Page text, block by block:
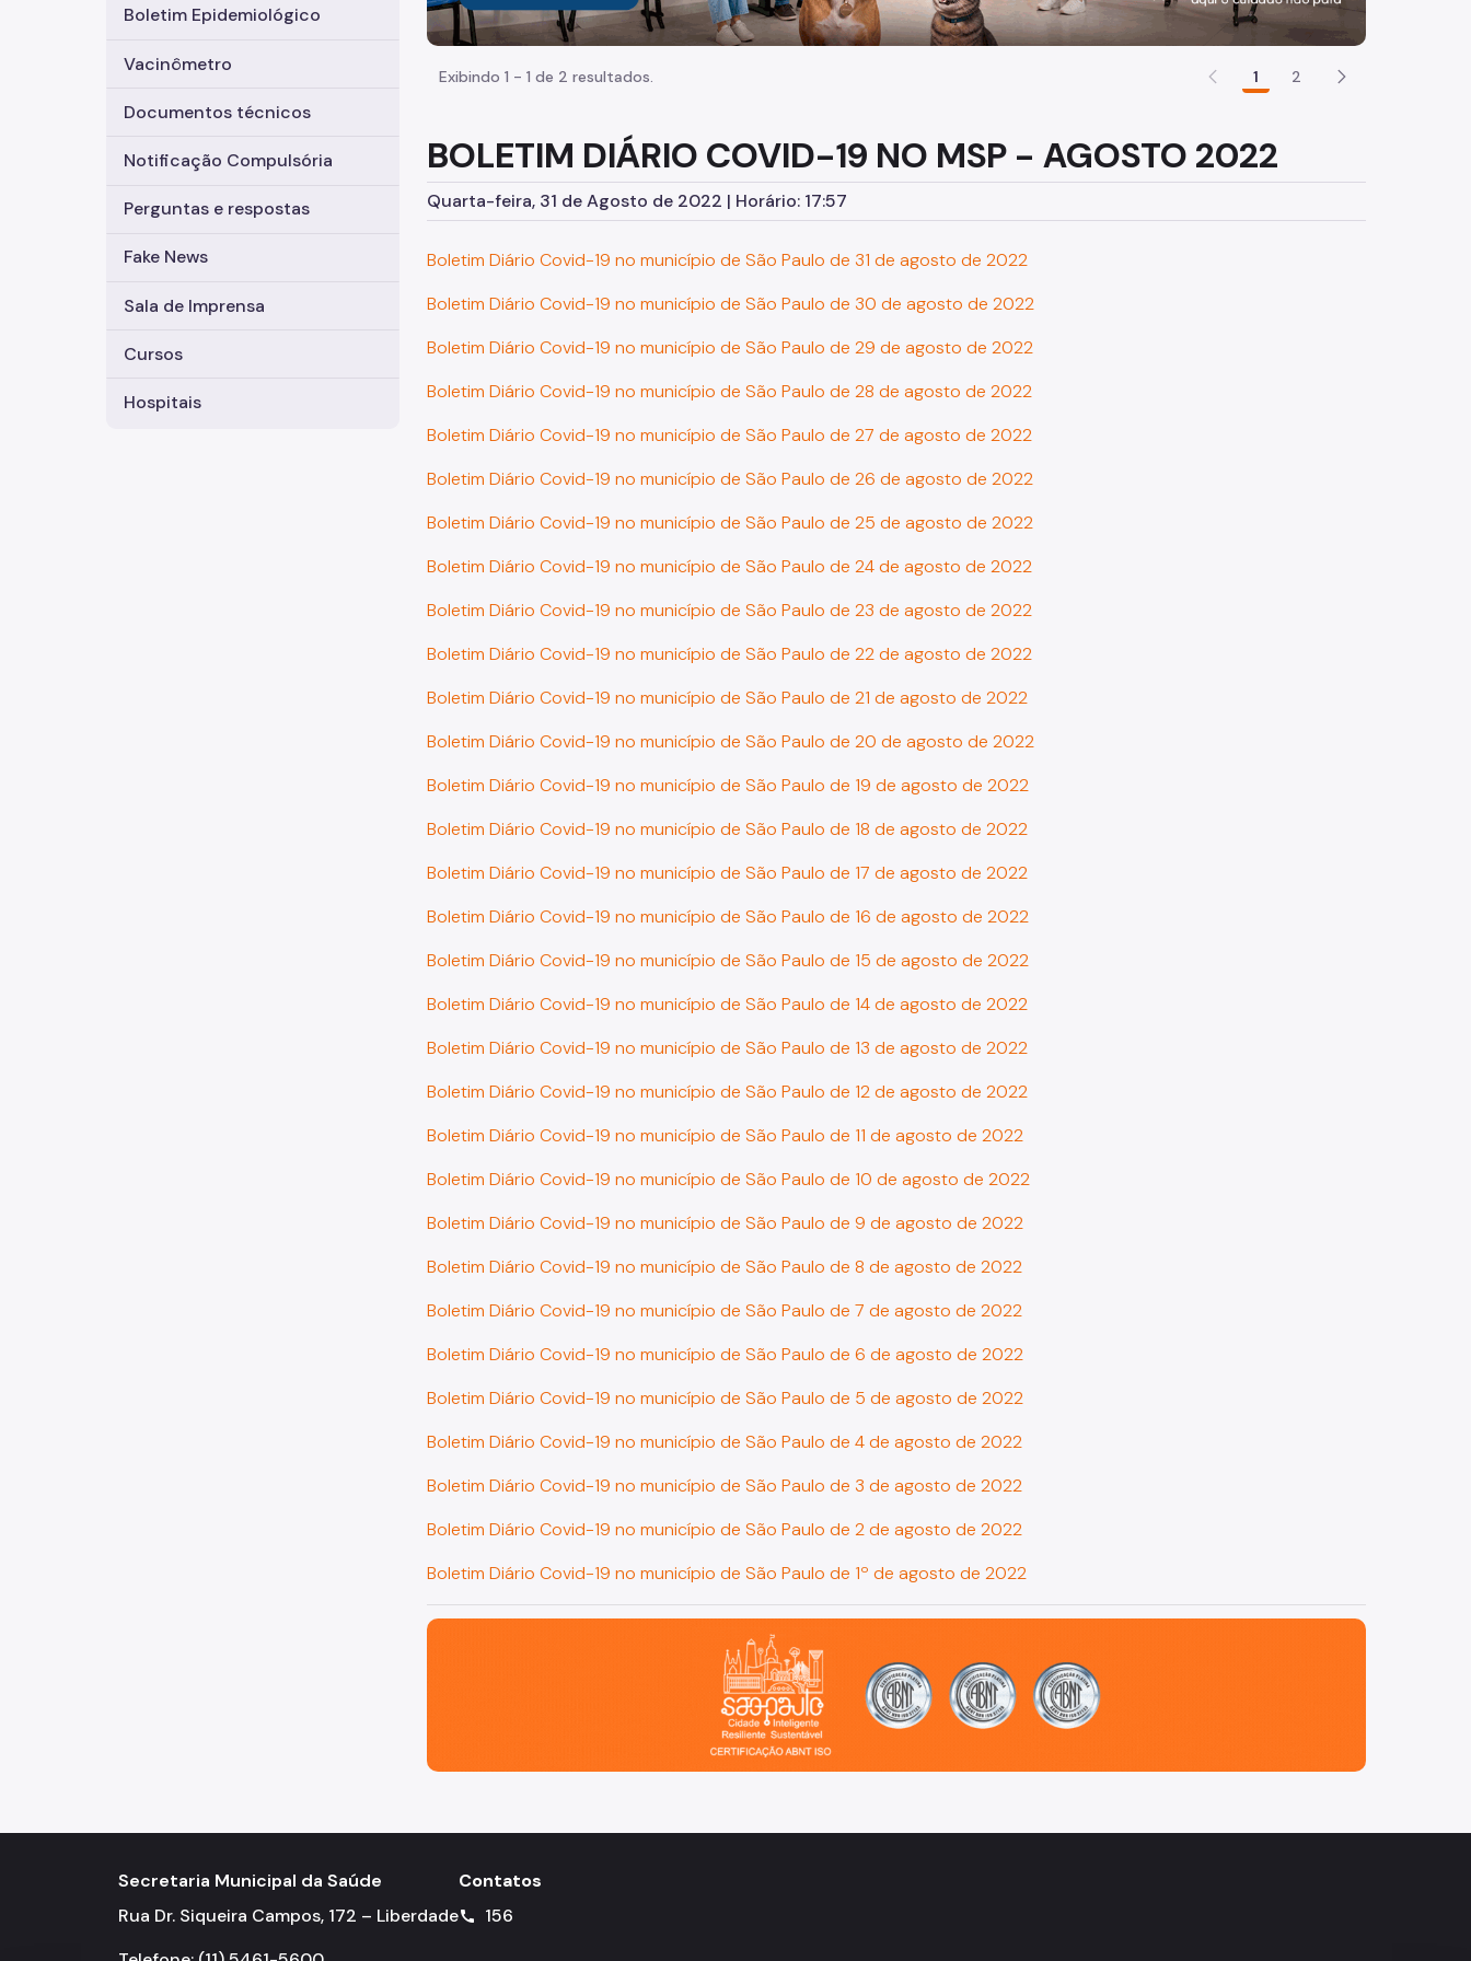
Boletim Epidemiológico
Vacinômetro
Documentos técnicos
Notificação Compulsória
Perguntas e respostas
Fake News
Sala de Imprensa
Cursos
Hospitais
Exibindo 1 - 1 de 2 resultados. 1 2
BOLETIM DIÁRIO COVID-19 NO MSP - AGOSTO 2022
Quarta-feira, 31 de Agosto de 2022 | Horário: 17:57
Boletim Diário Covid-19 no município de São Paulo de 31 de agosto de 2022
Boletim Diário Covid-19 no município de São Paulo de 30 de agosto de 2022
Boletim Diário Covid-19 no município de São Paulo de 29 de agosto de 2022
Boletim Diário Covid-19 no município de São Paulo de 28 de agosto de 2022
Boletim Diário Covid-19 no município de São Paulo de 27 de agosto de 2022
Boletim Diário Covid-19 no município de São Paulo de 26 de agosto de 2022
Boletim Diário Covid-19 no município de São Paulo de 25 de agosto de 2022
Boletim Diário Covid-19 no município de São Paulo de 24 de agosto de 2022
Boletim Diário Covid-19 no município de São Paulo de 23 de agosto de 2022
Boletim Diário Covid-19 no município de São Paulo de 22 de agosto de 2022
Boletim Diário Covid-19 no município de São Paulo de 21 de agosto de 2022
Boletim Diário Covid-19 no município de São Paulo de 20 de agosto de 2022
Boletim Diário Covid-19 no município de São Paulo de 19 de agosto de 2022
Boletim Diário Covid-19 no município de São Paulo de 18 de agosto de 2022
Boletim Diário Covid-19 no município de São Paulo de 17 de agosto de 2022
Boletim Diário Covid-19 no município de São Paulo de 16 de agosto de 2022
Boletim Diário Covid-19 no município de São Paulo de 15 de agosto de 2022
Boletim Diário Covid-19 no município de São Paulo de 14 de agosto de 2022
Boletim Diário Covid-19 no município de São Paulo de 13 de agosto de 2022
Boletim Diário Covid-19 no município de São Paulo de 12 de agosto de 2022
Boletim Diário Covid-19 no município de São Paulo de 11 de agosto de 2022
Boletim Diário Covid-19 no município de São Paulo de 10 de agosto de 2022
Boletim Diário Covid-19 no município de São Paulo de 9 de agosto de 2022
Boletim Diário Covid-19 no município de São Paulo de 8 de agosto de 2022
Boletim Diário Covid-19 no município de São Paulo de 7 de agosto de 2022
Boletim Diário Covid-19 no município de São Paulo de 6 de agosto de 2022
Boletim Diário Covid-19 no município de São Paulo de 5 de agosto de 2022
Boletim Diário Covid-19 no município de São Paulo de 4 de agosto de 2022
Boletim Diário Covid-19 no município de São Paulo de 3 de agosto de 2022
Boletim Diário Covid-19 no município de São Paulo de 2 de agosto de 2022
Boletim Diário Covid-19 no município de São Paulo de 1º de agosto de 2022
São Paulo, cidade inteligente, resiliente e sustentável
Secretaria Municipal da Saúde
Rua Dr. Siqueira Campos, 172 – Liberdade
Contatos
call 156